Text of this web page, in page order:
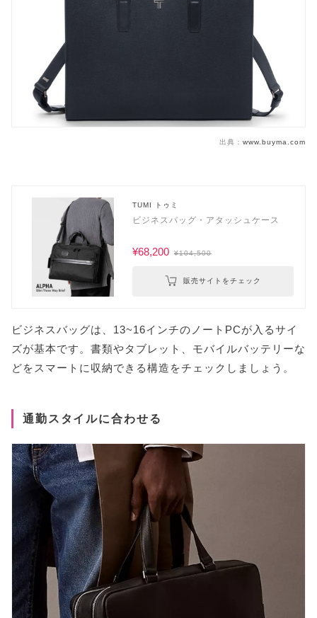
出典： www.buyma.com
TUMI トゥミ
ビジネスバッグ・アタッシュケース
¥68,200 ¥104,500
販売サイトをチェック
ビジネスバッグは、13~16インチのノートPCが入るサイ
ズが基本です。書類やタブレット、モバイルバッテリーな
どをスマートに収納できる構造をチェックしましょう。
通勤スタイルに合わせる